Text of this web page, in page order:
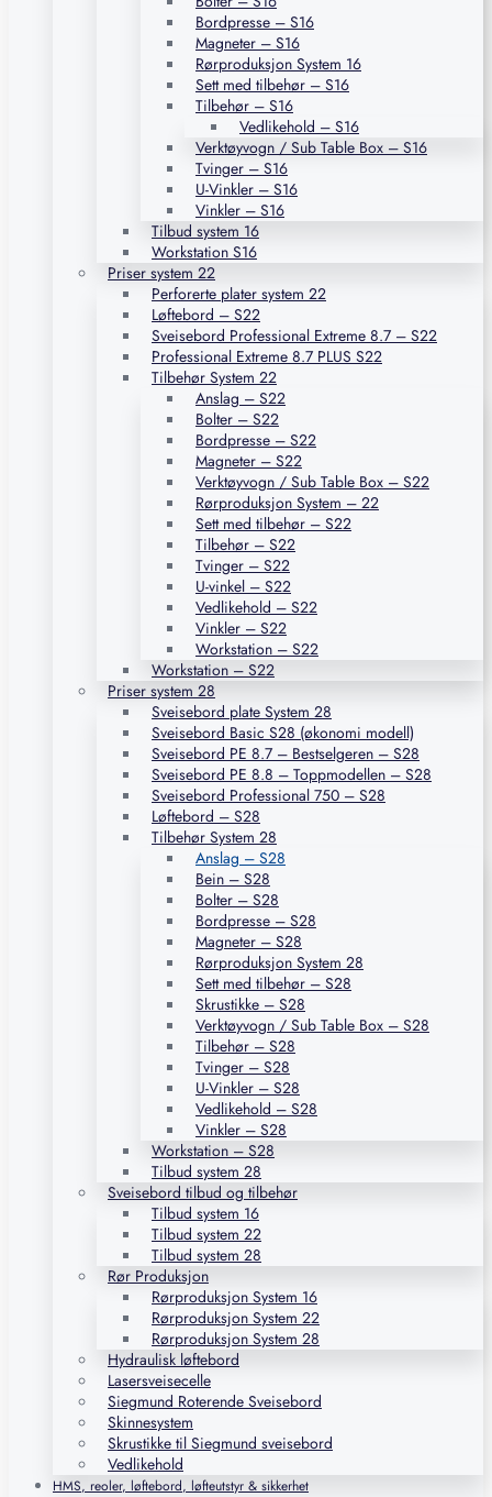
Bordpresse – S16
Magneter – S16
Rørproduksjon System 16
Sett med tilbehør – S16
Tilbehør – S16
Vedlikehold – S16
Verktøyvogn / Sub Table Box – S16
Tvinger – S16
U-Vinkler – S16
Vinkler – S16
Tilbud system 16
Workstation S16
Priser system 22
Perforerte plater system 22
Løftebord – S22
Sveisebord Professional Extreme 8.7 – S22
Professional Extreme 8.7 PLUS S22
Tilbehør System 22
Anslag – S22
Bolter – S22
Bordpresse – S22
Magneter – S22
Verktøyvogn / Sub Table Box – S22
Rørproduksjon System – 22
Sett med tilbehør – S22
Tilbehør – S22
Tvinger – S22
U-vinkel – S22
Vedlikehold – S22
Vinkler – S22
Workstation – S22
Workstation – S22
Priser system 28
Sveisebord plate System 28
Sveisebord Basic S28 (økonomi modell)
Sveisebord PE 8.7 – Bestselgeren – S28
Sveisebord PE 8.8 – Toppmodellen – S28
Sveisebord Professional 750 – S28
Løftebord – S28
Tilbehør System 28
Anslag – S28
Bein – S28
Bolter – S28
Bordpresse – S28
Magneter – S28
Rørproduksjon System 28
Sett med tilbehør – S28
Skrustikke – S28
Verktøyvogn / Sub Table Box – S28
Tilbehør – S28
Tvinger – S28
U-Vinkler – S28
Vedlikehold – S28
Vinkler – S28
Workstation – S28
Tilbud system 28
Sveisebord tilbud og tilbehør
Tilbud system 16
Tilbud system 22
Tilbud system 28
Rør Produksjon
Rørproduksjon System 16
Rørproduksjon System 22
Rørproduksjon System 28
Hydraulisk løftebord
Lasersveisecelle
Siegmund Roterende Sveisebord
Skinnesystem
Skrustikke til Siegmund sveisebord
Vedlikehold
HMS, reoler, løftebord, løfteutstyr & sikkerhet